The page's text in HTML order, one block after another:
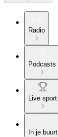
Radio
Podcasts
Live sport
In je buurt